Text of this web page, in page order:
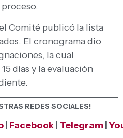
Comité publicó la lista
El cronograma dio
la cual
días y la evaluación
REDES SOCIALES!
Facebook Telegram